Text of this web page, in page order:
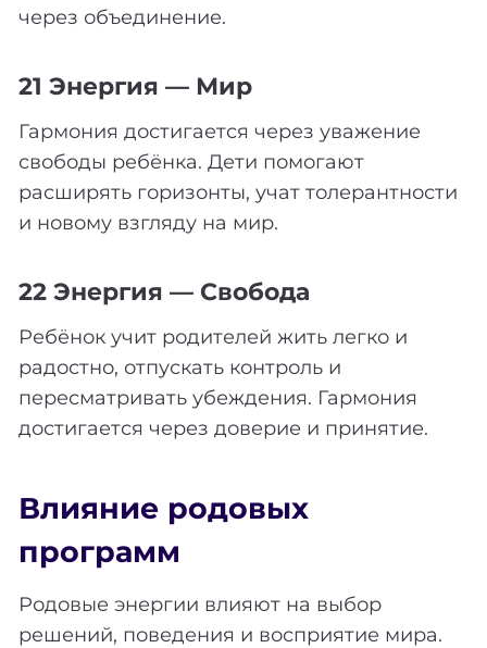
через объединение.
21 Энергия — Мир
Гармония достигается через уважение
свободы ребёнка. Дети помогают
расширять горизонты, учат толерантности
и новому взгляду на мир.
22 Энергия — Свобода
Ребёнок учит родителей жить легко и
радостно, отпускать контроль и
пересматривать убеждения. Гармония
достигается через доверие и принятие.
Влияние родовых
программ
Родовые энергии влияют на выбор
решений, поведения и восприятие мира.